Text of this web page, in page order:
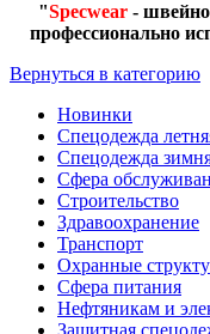
"Specwear -
профессионально
Вернуться в категорию
Новинки
Спецодежда
Спецодежда
Сфера
Строительство
Здравоохранение
Транспорт
Охранные
Сфера питания
Нефтяникам и